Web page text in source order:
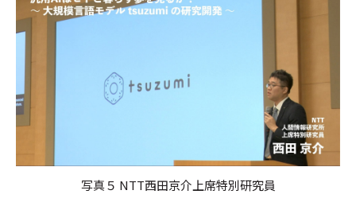
写真５ NTT西田京介上席特別研究員